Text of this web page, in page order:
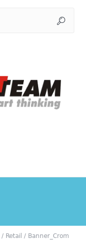
/ Retail / Banner_Crom